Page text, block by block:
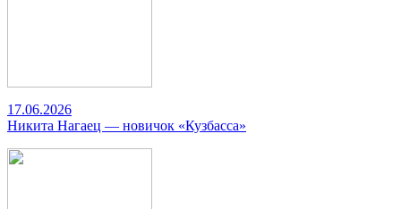
17.06.2026
Никита Нагаец — новичок «Кузбасса»